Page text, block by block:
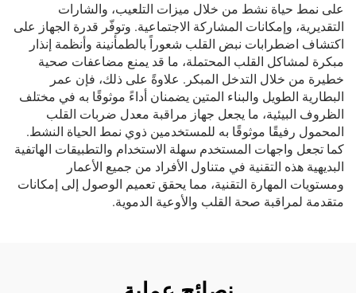
على نمط حياة نشط من خلال ميزات التلعيب، والشارات
التقديرية، وإمكانات المشاركة الاجتماعية. وتوفّر قدرة الجهاز على
اكتشاف اضطرابات نبض القلب شعوراً بالطمأنينة وأنظمة إنذار
مبكرة لمشاكل القلب المحتملة، ما قد يمنع مضاعفات صحية
خطيرة من خلال التدخل المبكر. علاوةً على ذلك، فإن عمر
البطارية الطويل والبناء المتين يضمنان أداءً موثوقًا به في مختلف
الظروف البيئية، ما يجعل جهاز مراقبة معدل ضربات القلب
المحمول رفيقًا موثوقًا به للمستخدمين ذوي نمط الحياة النشط.
كما تجعل واجهات المستخدم سهلة الاستخدام والتطبيقات الهاتفية
البديهية هذه التقنية في متناول الأفراد من جميع الأعمار
ومستويات المهارة التقنية، مما يحقق تعميم الوصول إلى إمكانات
متقدمة لمراقبة صحة القلب والأوعية الدموية.